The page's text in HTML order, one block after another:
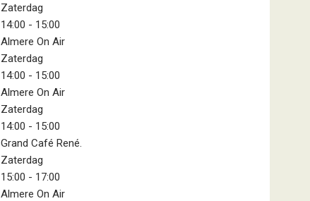
Zaterdag
14:00 - 15:00
Almere On Air
Zaterdag
14:00 - 15:00
Almere On Air
Zaterdag
14:00 - 15:00
Grand Café René.
Zaterdag
15:00 - 17:00
Almere On Air